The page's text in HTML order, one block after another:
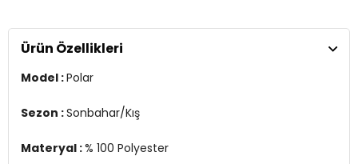
Kalıp Bilgisi :Slim Fit
Üretim Yeri : Türkiye
Ürün Özellikleri
Model :Polar
Sezon :Sonbahar/Kış
Materyal :% 100 Polyester